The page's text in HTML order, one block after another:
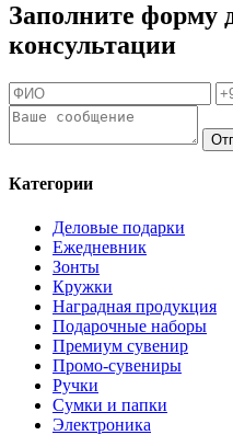
Заполните форму
консультации
Категории
Деловые подарки
Ежедневник
Зонты
Кружки
Наградная продукция
Подарочные наборы
Премиум сувенир
Промо-сувениры
Ручки
Сумки и папки
Электроника